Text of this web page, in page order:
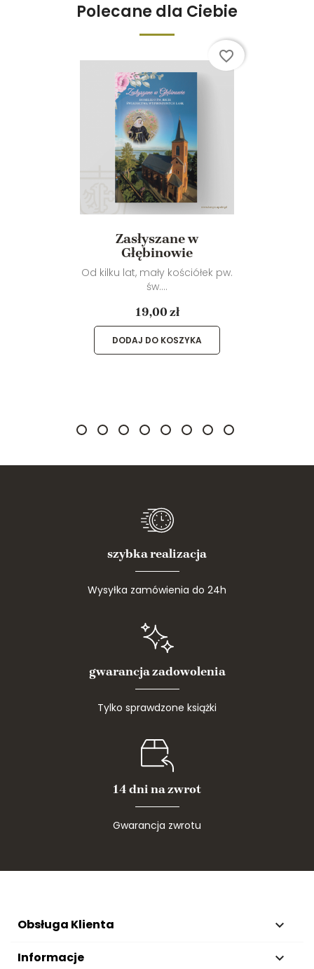
Polecane dla Ciebie
Zasłyszane w
Głębinowie
Od kilku lat, mały kościółek pw.
św....
19,00 zł
DODAJ DO KOSZYKA
favorite_border
szybka realizacja
Wysyłka zamówienia do 24h
gwarancja zadowolenia
Tylko sprawdzone książki
14 dni na zwrot
Gwarancja zwrotu
Obsługa Klienta 
Informacje 